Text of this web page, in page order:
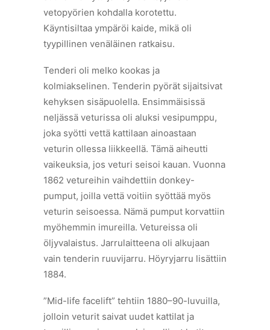
vetopyörien kohdalla korotettu.
Käyntisiltaa ympäröi kaide, mikä oli
tyypillinen venäläinen ratkaisu.
Tenderi oli melko kookas ja
kolmiakselinen. Tenderin pyörät sijaitsivat
kehyksen sisäpuolella. Ensimmäisissä
neljässä veturissa oli aluksi vesipumppu,
joka syötti vettä kattilaan ainoastaan
veturin ollessa liikkeellä. Tämä aiheutti
vaikeuksia, jos veturi seisoi kauan. Vuonna
1862 vetureihin vaihdettiin donkey-
pumput, joilla vettä voitiin syöttää myös
veturin seisoessa. Nämä pumput korvattiin
myöhemmin imureilla. Vetureissa oli
öljyvalaistus. Jarrulaitteena oli alkujaan
vain tenderin ruuvijarru. Höyryjarru lisättiin
1884.
”Mid-life facelift” tehtiin 1880–90-luvuilla,
jolloin veturit saivat uudet kattilat ja